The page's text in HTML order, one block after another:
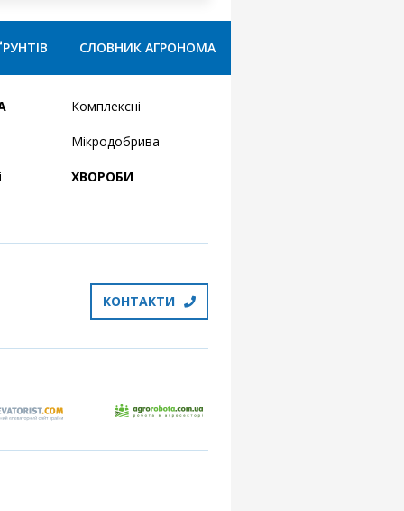
СЛОВНИК АГРОНОМА
Комплексні
Мікродобрива
ХВОРОБИ
КОНТАКТИ